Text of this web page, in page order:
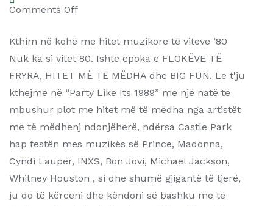
Comments Off
Kthim në kohë me hitet muzikore të viteve ’80
Nuk ka si vitet 80. Ishte epoka e FLOKËVE TË
FRYRA, HITET MË TË MËDHA dhe BIG FUN. Le t'ju
kthejmë në “Party Like Its 1989” me një natë të
mbushur plot me hitet më të mëdha nga artistët
më të mëdhenj ndonjëherë, ndërsa Castle Park
hap festën mes muzikës së Prince, Madonna,
Cyndi Lauper, INXS, Bon Jovi, Michael Jackson,
Whitney Houston , si dhe shumë gjigantë të tjerë,
ju do të kërceni dhe këndoni së bashku me të